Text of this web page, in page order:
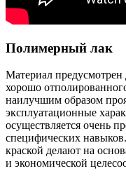
Полимерный лак
Материал предусмотрен
хорошо
наилучшим образом
эксплуатационные
осуществляется очень
специфических
краской делают на
и экономической